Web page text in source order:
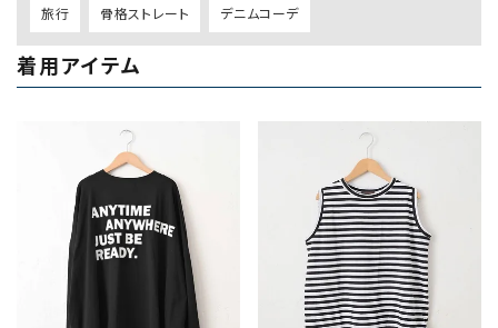
旅行 骨格ストレート デニムコーデ
着用アイテム